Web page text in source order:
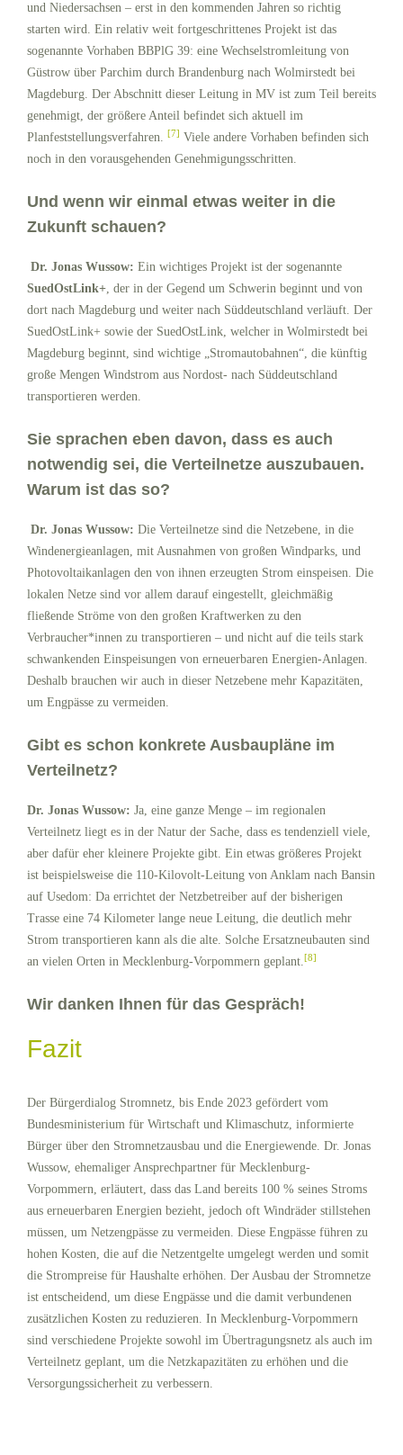
und Niedersachsen – erst in den kommenden Jahren so richtig
starten wird. Ein relativ weit fortgeschrittenes Projekt ist das
sogenannte Vorhaben BBPlG 39: eine Wechselstromleitung von
Güstrow über Parchim durch Brandenburg nach Wolmirstedt bei
Magdeburg. Der Abschnitt dieser Leitung in MV ist zum Teil bereits
genehmigt, der größere Anteil befindet sich aktuell im
Planfeststellungsverfahren. [7] Viele andere Vorhaben befinden sich
noch in den vorausgehenden Genehmigungsschritten.
Und wenn wir einmal etwas weiter in die
Zukunft schauen?
Dr. Jonas Wussow: Ein wichtiges Projekt ist der sogenannte
SuedOstLink+, der in der Gegend um Schwerin beginnt und von
dort nach Magdeburg und weiter nach Süddeutschland verläuft. Der
SuedOstLink+ sowie der SuedOstLink, welcher in Wolmirstedt bei
Magdeburg beginnt, sind wichtige „Stromautobahnen“, die künftig
große Mengen Windstrom aus Nordost- nach Süddeutschland
transportieren werden.
Sie sprachen eben davon, dass es auch
notwendig sei, die Verteilnetze auszubauen.
Warum ist das so?
Dr. Jonas Wussow: Die Verteilnetze sind die Netzebene, in die
Windenergieanlagen, mit Ausnahmen von großen Windparks, und
Photovoltaikanlagen den von ihnen erzeugten Strom einspeisen. Die
lokalen Netze sind vor allem darauf eingestellt, gleichmäßig
fließende Ströme von den großen Kraftwerken zu den
Verbraucher*innen zu transportieren – und nicht auf die teils stark
schwankenden Einspeisungen von erneuerbaren Energien-Anlagen.
Deshalb brauchen wir auch in dieser Netzebene mehr Kapazitäten,
um Engpässe zu vermeiden.
Gibt es schon konkrete Ausbaupläne im
Verteilnetz?
Dr. Jonas Wussow: Ja, eine ganze Menge – im regionalen
Verteilnetz liegt es in der Natur der Sache, dass es tendenziell viele,
aber dafür eher kleinere Projekte gibt. Ein etwas größeres Projekt
ist beispielsweise die 110-Kilovolt-Leitung von Anklam nach Bansin
auf Usedom: Da errichtet der Netzbetreiber auf der bisherigen
Trasse eine 74 Kilometer lange neue Leitung, die deutlich mehr
Strom transportieren kann als die alte. Solche Ersatzneubauten sind
an vielen Orten in Mecklenburg-Vorpommern geplant.[8]
Wir danken Ihnen für das Gespräch!
Fazit
Der Bürgerdialog Stromnetz, bis Ende 2023 gefördert vom
Bundesministerium für Wirtschaft und Klimaschutz, informierte
Bürger über den Stromnetzausbau und die Energiewende. Dr. Jonas
Wussow, ehemaliger Ansprechpartner für Mecklenburg-
Vorpommern, erläutert, dass das Land bereits 100 % seines Stroms
aus erneuerbaren Energien bezieht, jedoch oft Windräder stillstehen
müssen, um Netzengpässe zu vermeiden. Diese Engpässe führen zu
hohen Kosten, die auf die Netzentgelte umgelegt werden und somit
die Strompreise für Haushalte erhöhen. Der Ausbau der Stromnetze
ist entscheidend, um diese Engpässe und die damit verbundenen
zusätzlichen Kosten zu reduzieren. In Mecklenburg-Vorpommern
sind verschiedene Projekte sowohl im Übertragungsnetz als auch im
Verteilnetz geplant, um die Netzkapazitäten zu erhöhen und die
Versorgungssicherheit zu verbessern.